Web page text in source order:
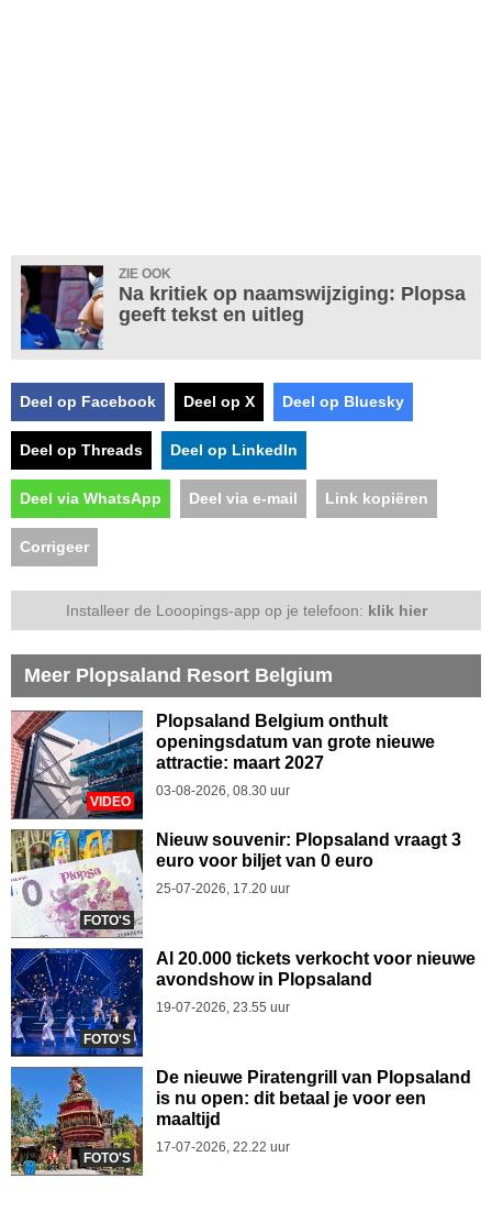
ZIE OOK
Na kritiek op naamswijziging: Plopsa
geeft tekst en uitleg
Deel op Facebook Deel op X Deel op Bluesky
Deel op Threads Deel op LinkedIn
Deel via WhatsApp Deel via e-mail Link kopiëren
Corrigeer
Installeer de Looopings-app op je telefoon: klik hier
Meer Plopsaland Resort Belgium
VIDEO
Plopsaland Belgium onthult
openingsdatum van grote nieuwe
attractie: maart 2027
03-08-2026, 08.30 uur
FOTO'S
Nieuw souvenir: Plopsaland vraagt 3
euro voor biljet van 0 euro
25-07-2026, 17.20 uur
FOTO'S
Al 20.000 tickets verkocht voor nieuwe
avondshow in Plopsaland
19-07-2026, 23.55 uur
FOTO'S
De nieuwe Piratengrill van Plopsaland
is nu open: dit betaal je voor een
maaltijd
17-07-2026, 22.22 uur